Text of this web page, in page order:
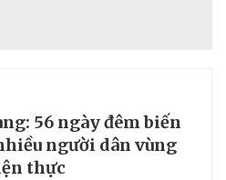
56 ngày đêm biến
người dân vùng
thực